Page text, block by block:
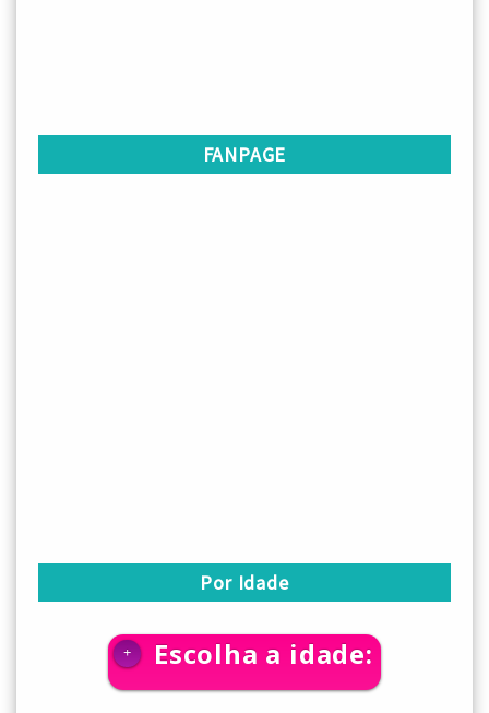
FANPAGE
Por Idade
+ Escolha a idade: